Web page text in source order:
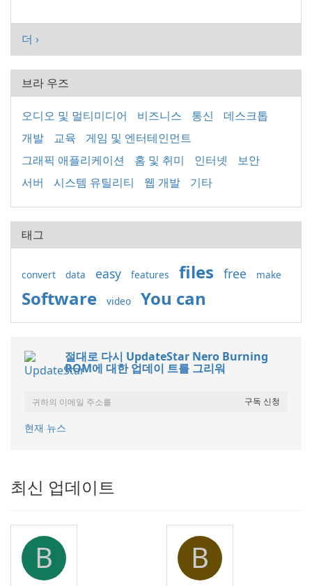
더 ›
브라 우즈
오디오 및 멀티미디어 비즈니스 통신
데스크톱
개발
교육
게임 및 엔터테인먼트
그래픽 애플리케이션
홈 및 취미 인터넷
보안
서버
시스템 유틸리티 웹 개발 기타
태그
convert data easy features files free make
Software video You can
절대로 다시 UpdateStar Nero Burning
ROM에 대한 업데이 트를 그리워
현재 뉴스
최신 업데이트
B B